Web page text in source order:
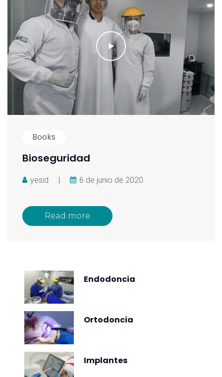
Books
Bioseguridad
yesid 6 de junio de 2020
Read more
Endodoncia
Ortodoncia
Implantes